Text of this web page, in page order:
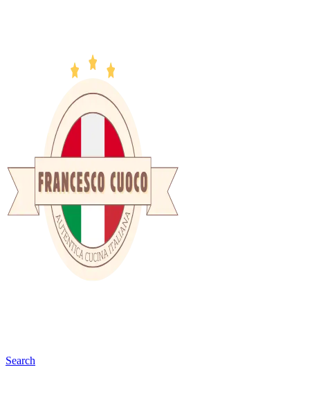
Search